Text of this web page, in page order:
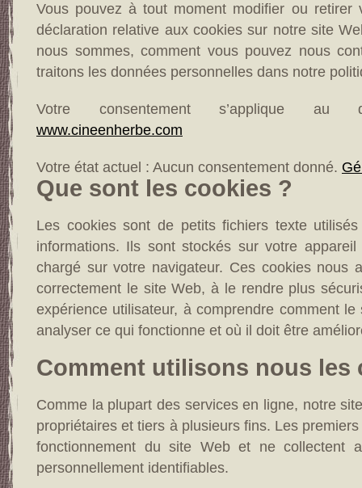
Vous pouvez à tout moment modifier ou retirer
déclaration relative aux cookies sur notre site
nous sommes, comment vous pouvez nous
traitons les données personnelles dans notre
Votre consentement s’applique au
www.cineenherbe.com
Votre état actuel : Aucun consentement donné.
Que sont les cookies ?
Les cookies sont de petits fichiers texte
informations. Ils sont stockés sur votre
chargé sur votre navigateur. Ces cookies nous
correctement le site Web, à le rendre plus
expérience utilisateur, à comprendre comment
analyser ce qui fonctionne et où il doit être
Comment utilisons nous les
Comme la plupart des services en ligne, notre
propriétaires et tiers à plusieurs fins. Les
fonctionnement du site Web et ne collectent
personnellement identifiables.